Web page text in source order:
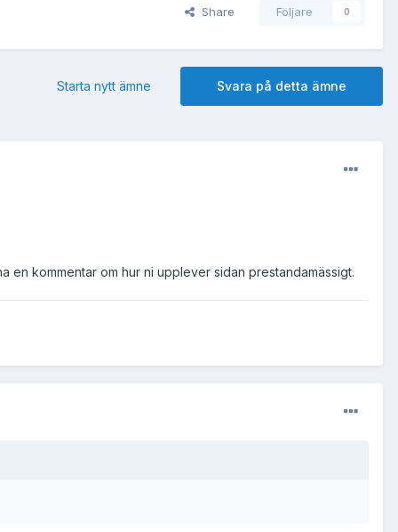
Share Följare 0
Svara på detta ämne
Starta nytt ämne
kommentar om hur ni upplever sidan prestandamässigt.